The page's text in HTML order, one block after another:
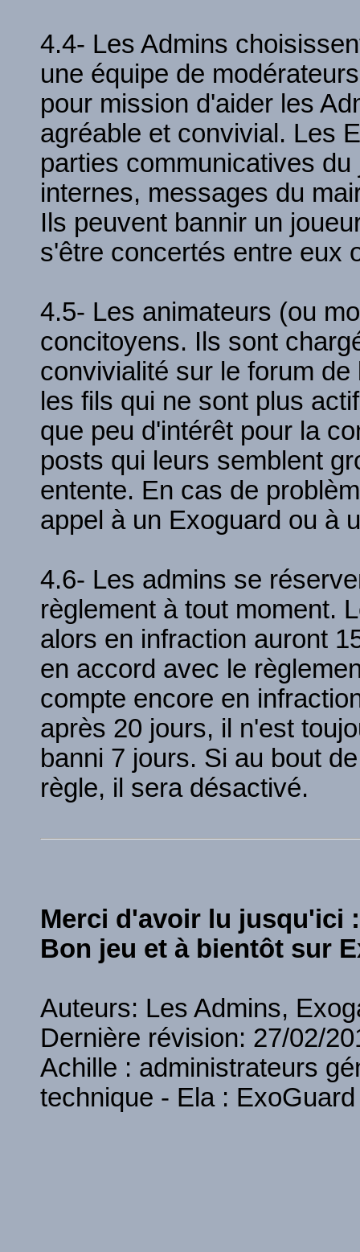
4.4- Les Admins
une équipe de
pour mission d'aider les
agréable et convivial. Les
parties communicatives
internes, messages du
Ils peuvent bannir un
s'être concertés entre eux
4.5- Les animateurs (ou
concitoyens. Ils sont
convivialité sur le forum
les fils qui ne sont plus
que peu d'intérêt pour la
posts qui leurs semblent
entente. En cas de
appel à un Exoguard ou à
4.6- Les admins se
règlement à tout moment.
alors en infraction auront
en accord avec le
compte encore en
après 20 jours, il n'est
banni 7 jours. Si au bout
règle, il sera désactivé.
Merci d'avoir lu jusqu'ici
Bon jeu et à bientôt sur
Auteurs: Les Admins,
Dernière révision: 27/02/
Achille : administrateurs
technique - Ela : ExoGuard